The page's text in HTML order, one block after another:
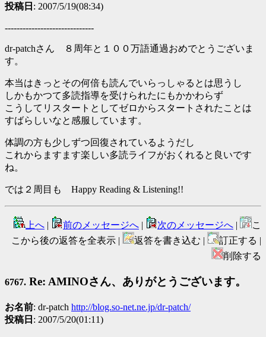
投稿日 : 2007/5/19(08:34)
------------------------------
dr-patchさん ８周年と１００万語通過おめでとうございま
す。
本当はきっとその何倍も読んでいらっしゃるとは思うし
しかもかつて多読指導を受けられたにもかかわらず
こうしてリスタートとしてゼロからスタートされたことは
すばらしいなと感服しています。
体調の方も少しずつ回復されているようだし
これからますます楽しい多読ライフがおくれると良いです
ね。
では２周目も Happy Reading & Listening!!
上へ | 前のメッセージへ | 次のメッセージへ |
こ
こから後の返答を全表示 |
返答を書き込む |
訂正する |
削除する
6767. Re: AMINOさん、ありがとうございます。
お名前: dr-patch http://blog.so-net.ne.jp/dr-patch/
投稿日 : 2007/5/20(01:11)